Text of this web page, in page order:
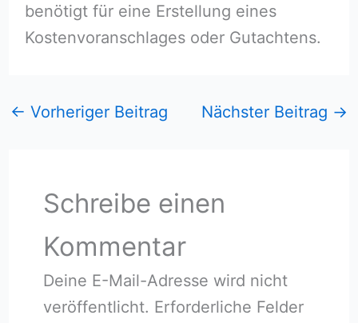
benötigt für eine Erstellung eines
Kostenvoranschlages oder Gutachtens.
← Vorheriger Beitrag Nächster Beitrag →
Schreibe einen
Kommentar
Deine E-Mail-Adresse wird nicht
veröffentlicht. Erforderliche Felder